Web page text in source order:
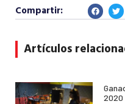
Compartir:
Artículos
2020